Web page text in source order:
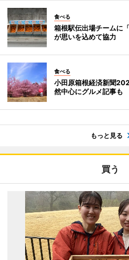
食べる
箱根駅伝出場チームに
が思いを込めて協力
食べる
小田原箱根経済新聞
然中心にグルメ記事も
もっと見る
買う